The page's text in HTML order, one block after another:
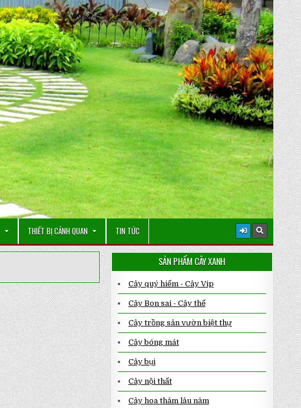
THIẾT BỊ CẢNH QUAN TIN TỨC
SẢN PHẨM CÂY XANH
Cây quý hiếm - Cây Vip
Cây Bon sai - Cây thế
Cây trồng sân vườn biệt thự
Cây bóng mát
Cây bụi
Cây nội thất
Cây hoa thảm lâu năm